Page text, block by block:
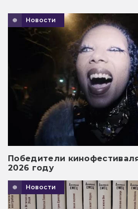
Новости
Победители
2026 году
Новости